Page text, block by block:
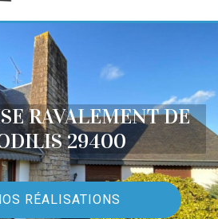
RAVALEMENT DE
29400
RÉALISATIONS